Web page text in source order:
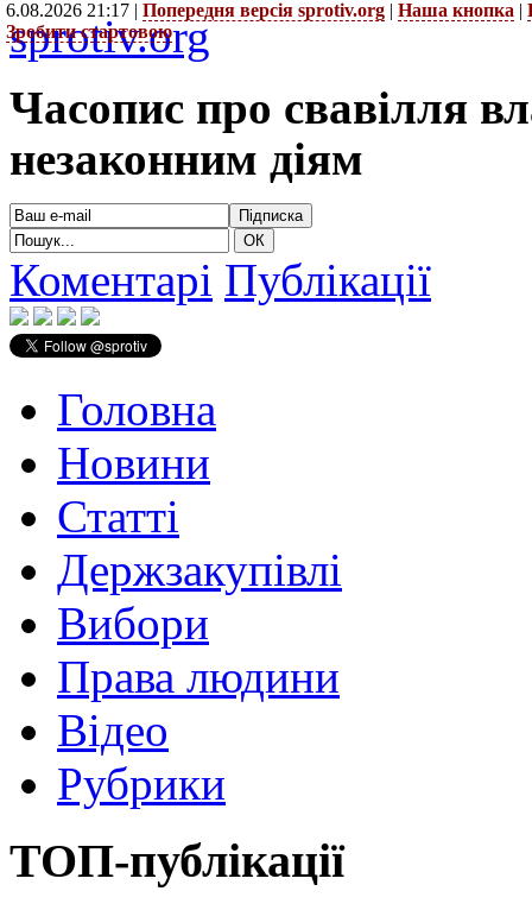
6.08.2026 21:17 | Попередня версія sprotiv.org | Наша кнопка |
Зробити стартовою
sprotiv.org
Часопис про свавілля
незаконним діям
Коментарі Публікації
Головна
Новини
Статті
Держзакупівлі
Вибори
Права людини
Відео
Рубрики
ТОП-публікації